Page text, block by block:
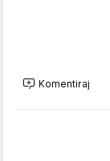
Komentiraj